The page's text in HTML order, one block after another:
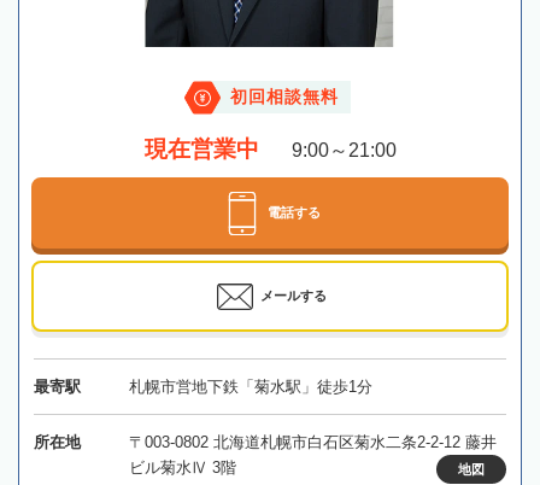
初回相談無料
現在営業中 9:00～21:00
電話する
メールする
最寄駅 札幌市営地下鉄「菊水駅」徒歩1分
所在地
〒003-0802 北海道札幌市白石区菊水二条2-2-12 藤井
ビル菊水Ⅳ 3階
地図